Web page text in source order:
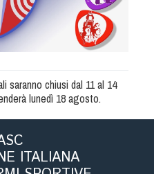
saranno chiusi dal 11 al 14
lunedì 18 agosto.
ITALIANA
di Giustizia - Dispositivi
e moduli
Cinofili
di Campagna
e Training Sporting